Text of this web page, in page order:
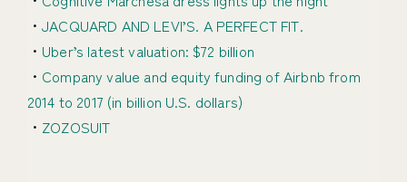
・JACQUARD AND LEVI’S. A PERFECT FIT.
・ Uber’s latest valuation: $72 billion
・ Company value and equity funding of Airbnb from
2014 to 2017 (in billion U.S. dollars)
・ ZOZOSUIT